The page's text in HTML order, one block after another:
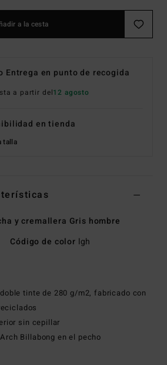
a la cesta
Entrega en punto de recogida
a partir del12 agosto
en tienda
talla
y cremallera Gris hombre
Código de color lgh
tinte de 280 g/m2, fabricado con
sin cepillar
Billabong en el pecho